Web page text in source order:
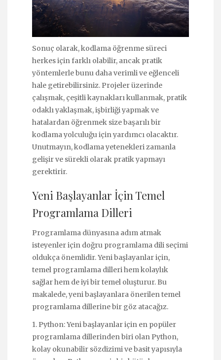
Sonuç olarak, kodlama öğrenme süreci
herkes için farklı olabilir, ancak pratik
yöntemlerle bunu daha verimli ve eğlenceli
hale getirebilirsiniz. Projeler üzerinde
çalışmak, çeşitli kaynakları kullanmak, pratik
odaklı yaklaşmak, işbirliği yapmak ve
hatalardan öğrenmek size başarılı bir
kodlama yolculuğu için yardımcı olacaktır.
Unutmayın, kodlama yetenekleri zamanla
gelişir ve sürekli olarak pratik yapmayı
gerektirir.
Yeni Başlayanlar İçin Temel
Programlama Dilleri
Programlama dünyasına adım atmak
isteyenler için doğru programlama dili seçimi
oldukça önemlidir. Yeni başlayanlar için,
temel programlama dilleri hem kolaylık
sağlar hem de iyi bir temel oluşturur. Bu
makalede, yeni başlayanlara önerilen temel
programlama dillerine bir göz atacağız.
1. Python: Yeni başlayanlar için en popüler
programlama dillerinden biri olan Python,
kolay okunabilir sözdizimi ve basit yapısıyla